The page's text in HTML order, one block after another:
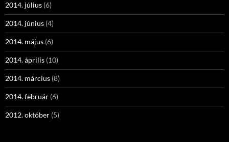
2014. július (6)
2014. június (4)
2014. május (6)
2014. április (10)
2014. március (8)
2014. február (6)
2012. október (5)